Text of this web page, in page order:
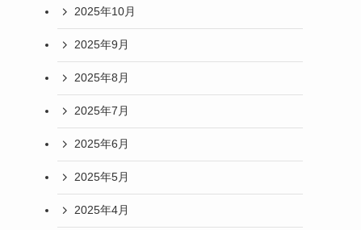
2025年10月
2025年9月
2025年8月
2025年7月
2025年6月
2025年5月
2025年4月